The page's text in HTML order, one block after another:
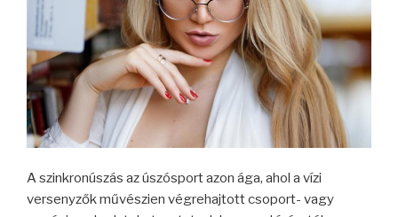
A szinkronúszás az úszósport azon ága, ahol a vízi
versenyzők művészien végrehajtott csoport- vagy